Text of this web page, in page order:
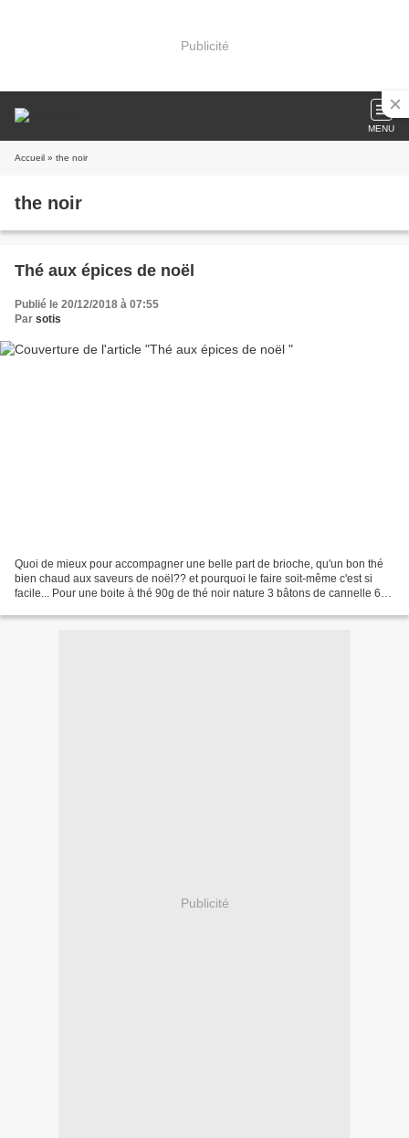
Publicité
MENU
Accueil » the noir
the noir
Thé aux épices de noël
Publié le 20/12/2018 à 07:55
Par sotis
Quoi de mieux pour accompagner une belle part de brioche, qu'un bon thé
bien chaud aux saveurs de noël?? et pourquoi le faire soit-même c'est si
facile... Pour une boite à thé 90g de thé noir nature 3 bâtons de cannelle 6
Publicité